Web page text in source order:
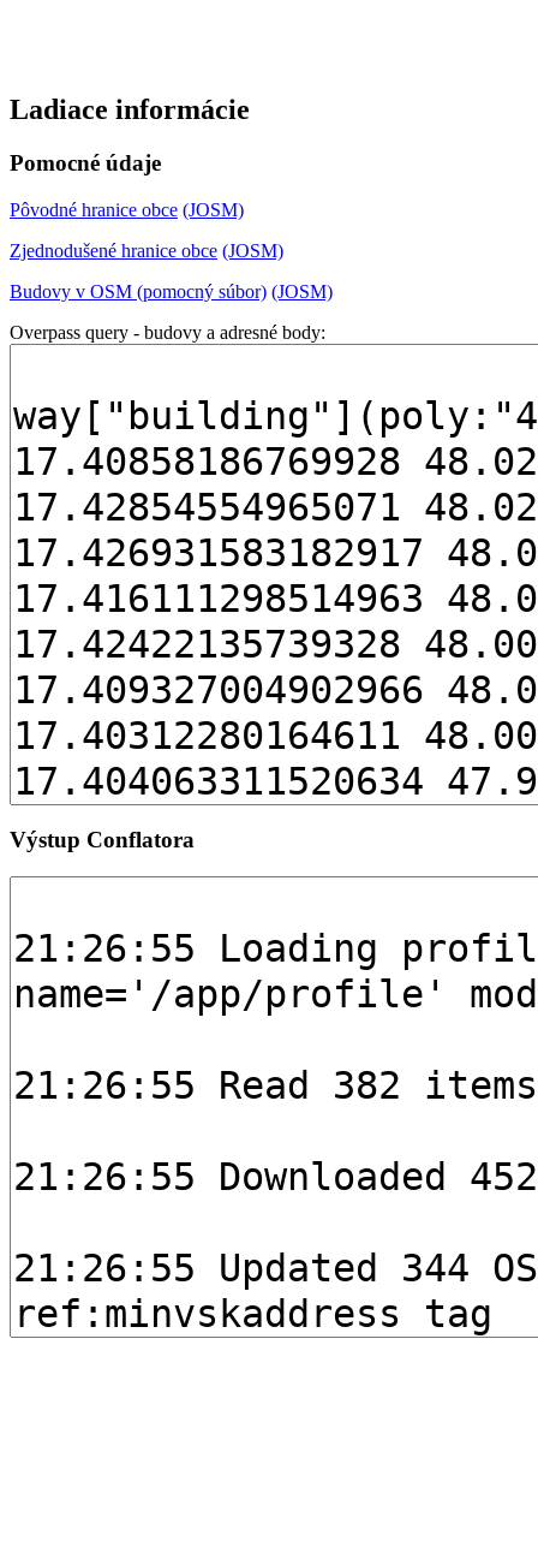
Ladiace informácie
Pomocné údaje
Pôvodné hranice obce (JOSM)
Zjednodušené hranice obce (JOSM)
Budovy v OSM (pomocný súbor) (JOSM)
Overpass query - budovy a adresné body:
Výstup Conflatora